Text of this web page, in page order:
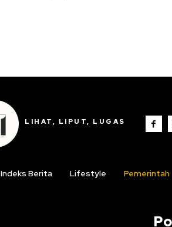
LIHAT, LIPUT, LUGAS
Indeks Berita Lifestyle Pemerintah